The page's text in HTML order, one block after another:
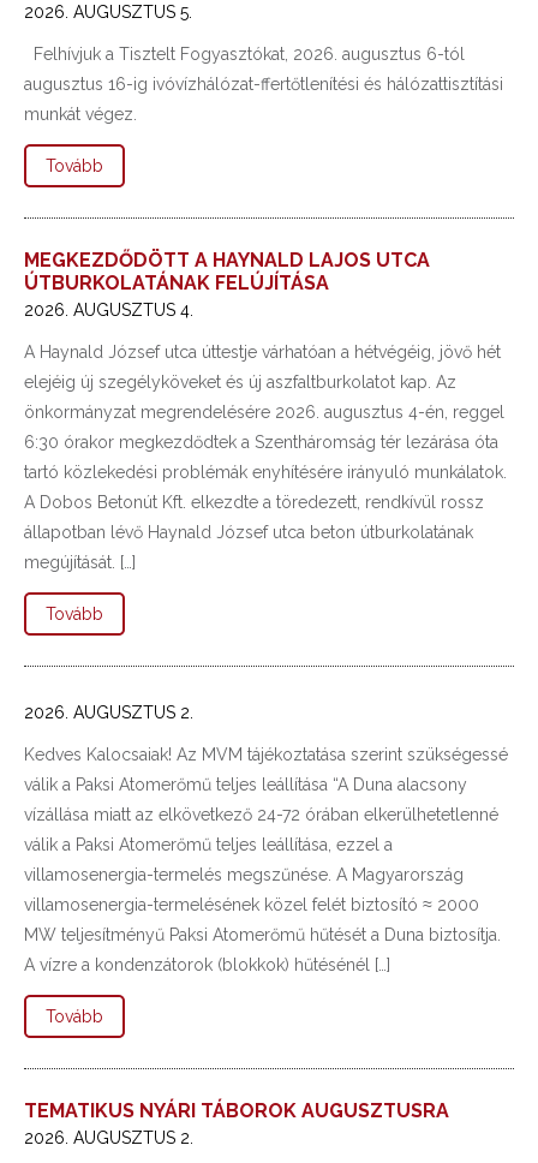
2026. AUGUSZTUS 5.
Felhívjuk a Tisztelt Fogyasztókat, 2026. augusztus 6-tól
augusztus 16-ig ivóvízhálózat-ffertőtlenítési és hálózattisztítási
munkát végez.
Tovább
MEGKEZDŐDÖTT A HAYNALD LAJOS UTCA
ÚTBURKOLATÁNAK FELÚJÍTÁSA
2026. AUGUSZTUS 4.
A Haynald József utca úttestje várhatóan a hétvégéig, jövő hét
elejéig új szegélyköveket és új aszfaltburkolatot kap. Az
önkormányzat megrendelésére 2026. augusztus 4-én, reggel
6:30 órakor megkezdődtek a Szentháromság tér lezárása óta
tartó közlekedési problémák enyhítésére irányuló munkálatok.
A Dobos Betonút Kft. elkezdte a töredezett, rendkívül rossz
állapotban lévő Haynald József utca beton útburkolatának
megújítását. […]
Tovább
2026. AUGUSZTUS 2.
Kedves Kalocsaiak! Az MVM tájékoztatása szerint szükségessé
válik a Paksi Atomerőmű teljes leállítása “A Duna alacsony
vízállása miatt az elkövetkező 24-72 órában elkerülhetetlenné
válik a Paksi Atomerőmű teljes leállítása, ezzel a
villamosenergia-termelés megszűnése. A Magyarország
villamosenergia-termelésének közel felét biztosító ≈ 2000
MW teljesítményű Paksi Atomerőmű hűtését a Duna biztosítja.
A vízre a kondenzátorok (blokkok) hűtésénél […]
Tovább
TEMATIKUS NYÁRI TÁBOROK AUGUSZTUSRA
2026. AUGUSZTUS 2.